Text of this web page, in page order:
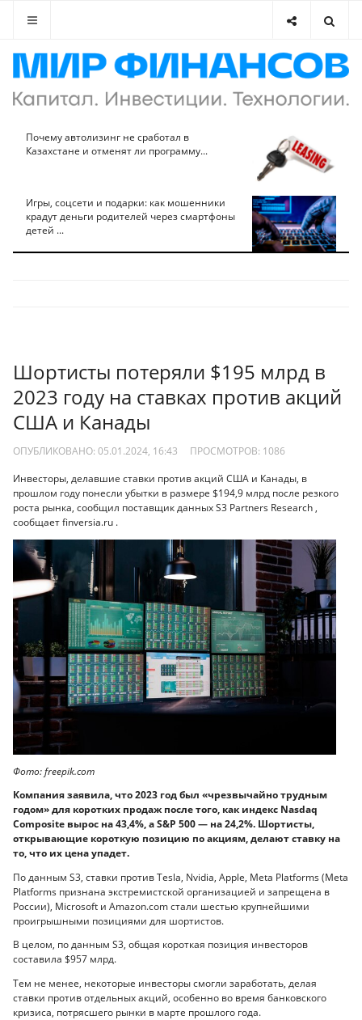
Почему автолизинг не сработал в
Казахстане и отменят ли программу...
Игры, соцсети и подарки: как мошенники
крадут деньги родителей через смартфоны
детей ...
Шортисты потеряли $195 млрд в
2023 году на ставках против акций
США и Канады
ОПУБЛИКОВАНО: 05.01.2024, 16:43 ПРОСМОТРОВ: 1086
Инвесторы, делавшие ставки против акций США и Канады, в
прошлом году понесли убытки в размере $194,9 млрд после резкого
роста рынка, сообщил поставщик данных S3 Partners Research ,
сообщает finversia.ru .
Фото: freepik.com
Компания заявила, что 2023 год был «чрезвычайно трудным
годом» для коротких продаж после того, как индекс Nasdaq
Composite вырос на 43,4%, а S&P 500 — на 24,2%. Шортисты,
открывающие короткую позицию по акциям, делают ставку на
то, что их цена упадет.
По данным S3, ставки против Tesla, Nvidia, Apple, Meta Platforms (Meta
Platforms признана экстремистской организацией и запрещена в
России), Microsoft и Amazon.com стали шестью крупнейшими
проигрышными позициями для шортистов.
В целом, по данным S3, общая короткая позиция инвесторов
составила $957 млрд.
Тем не менее, некоторые инвесторы смогли заработать, делая
ставки против отдельных акций, особенно во время банковского
кризиса, потрясшего рынки в марте прошлого года.